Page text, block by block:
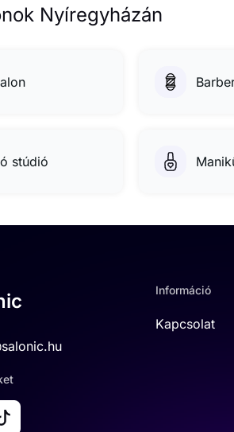
Nyíregyházán
stúdió
Információ
Kapcsolat